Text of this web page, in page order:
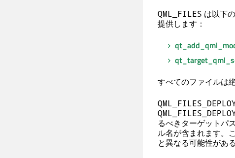
QML_FILES は以下
提供します：
すべてのファイルは
るべきターゲットパ
ル名が含まれます。
と異なる可能性があ